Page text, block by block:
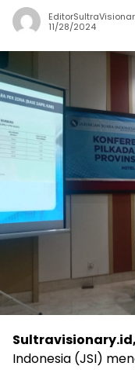
11/28/2024
Indonesia (JSI)